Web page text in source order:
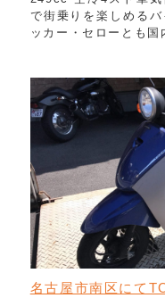
で街乗りを楽しめる
ッカー・セローとも国
名古屋市南区にて